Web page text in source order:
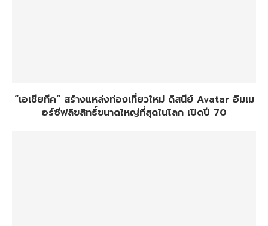
“เอเชียทีค” สร้างแหล่งท่องเที่ยวใหม่ ดิสนีย์ Avatar อิมเม
อร์ซีฟลิขสิทธิ์ขนาดใหญ่ที่สุดในโลก เปิดปี 70